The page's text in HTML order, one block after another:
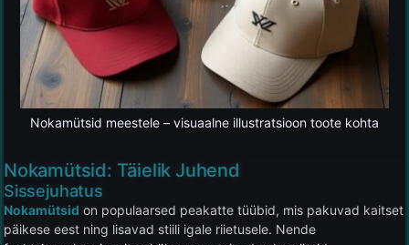
Nokamütsid meestele – visuaalne illustratsioon toote kohta
Nokamütsid: Täielik Juhend
Sissejuhatus
Nokamütsid on populaarsed peakatte tüübid, mis pakuvad kaitset
päikese eest ning lisavad stiili igale riietusele. Nende